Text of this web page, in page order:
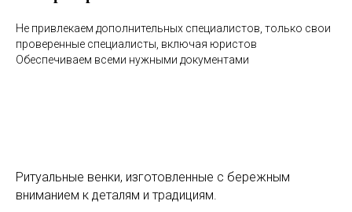
Не привлекаем дополнительных специалистов, только свои
проверенные специалисты, включая юристов
Обеспечиваем всеми нужными документами
Ритуальные венки, изготовленные с бережным
вниманием к деталям и традициям.